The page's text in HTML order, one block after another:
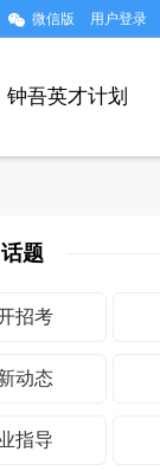
微信版 用户登录
钟吾英才计划
题
招考
动态
指导